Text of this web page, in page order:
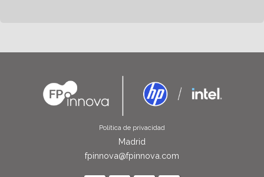
Política de privacidad
Madrid
fpinnova@fpinnova.com